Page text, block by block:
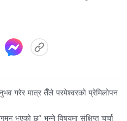
गरेर मात्र तैँले परमेश्‍वरको प्रेमिलोपन
भएको छ” भन्‍ने विषयमा संक्षिप्त चर्चा